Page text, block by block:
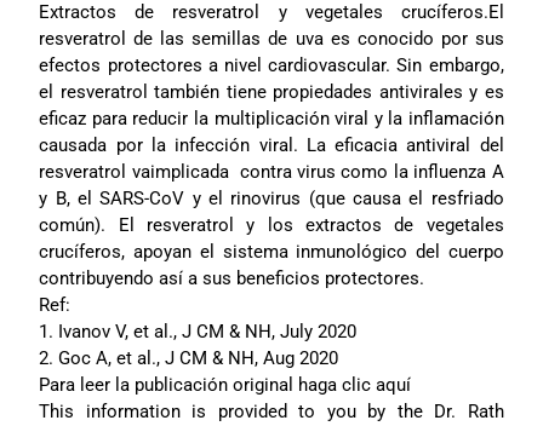
Extractos de resveratrol y vegetales crucíferos.El
resveratrol de las semillas de uva es conocido por sus
efectos protectores a nivel cardiovascular. Sin embargo,
el resveratrol también tiene propiedades antivirales y es
eficaz para reducir la multiplicación viral y la inflamación
causada por la infección viral. La eficacia antiviral del
resveratrol vaimplicada contra virus como la influenza A
y B, el SARS-CoV y el rinovirus (que causa el resfriado
común). El resveratrol y los extractos de vegetales
crucíferos, apoyan el sistema inmunológico del cuerpo
contribuyendo así a sus beneficios protectores.
Ref:
1. Ivanov V, et al., J CM & NH, July 2020
2. Goc A, et al., J CM & NH, Aug 2020
Para leer la publicación original haga clic aquí
This information is provided to you by the Dr. Rath